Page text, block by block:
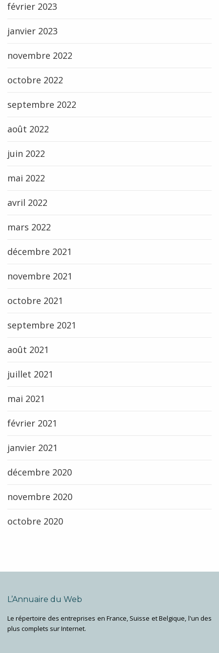
février 2023
janvier 2023
novembre 2022
octobre 2022
septembre 2022
août 2022
juin 2022
mai 2022
avril 2022
mars 2022
décembre 2021
novembre 2021
octobre 2021
septembre 2021
août 2021
juillet 2021
mai 2021
février 2021
janvier 2021
décembre 2020
novembre 2020
octobre 2020
L’Annuaire du Web
Le répertoire des entreprises en France, Suisse et Belgique, l'un des
plus complets sur Internet.